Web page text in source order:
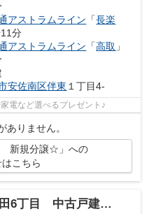
アストラムライン 「長楽
11分
アストラムライン 「高取 」
安佐南区伴東 １丁目4-
電など選べるプレゼント♪
ありません。
新規分譲☆」への
こちら
丁目 中古戸建て☆